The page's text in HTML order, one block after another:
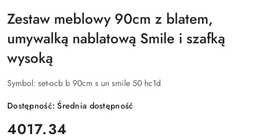
Zestaw meblowy 90cm z blatem,
umywalką nablatową Smile i szafką
wysoką
Symbol: set-ocb b 90cm s un smile 50 hc1d
Dostępność:Średnia dostępność
cena:
4017.34